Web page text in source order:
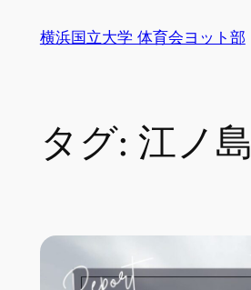
横浜国立大学 体育会ヨット部
タグ: 江ノ島